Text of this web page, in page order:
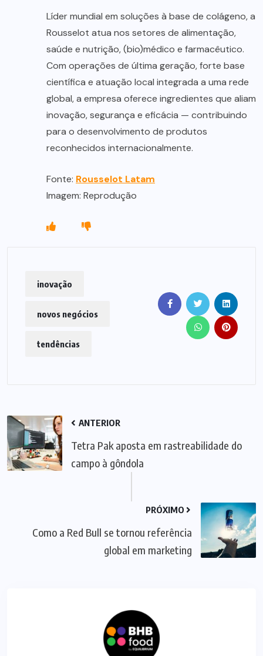
Líder mundial em soluções à base de colágeno, a
Rousselot atua nos setores de alimentação,
saúde e nutrição, (bio)médico e farmacêutico.
Com operações de última geração, forte base
científica e atuação local integrada a uma rede
global, a empresa oferece ingredientes que aliam
inovação, segurança e eficácia — contribuindo
para o desenvolvimento de produtos
reconhecidos internacionalmente.
Fonte: Rousselot Latam
Imagem: Reprodução
inovação
novos negócios
tendências
ANTERIOR
Tetra Pak aposta em rastreabilidade do
campo à gôndola
PRÓXIMO
Como a Red Bull se tornou referência
global em marketing